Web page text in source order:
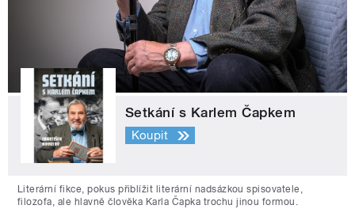
Setkání s Karlem Čapkem
Koupit
Literární fikce, pokus přiblížit literární nadsázkou spisovatele,
filozofa, ale hlavně člověka Karla Čapka trochu jinou formou.